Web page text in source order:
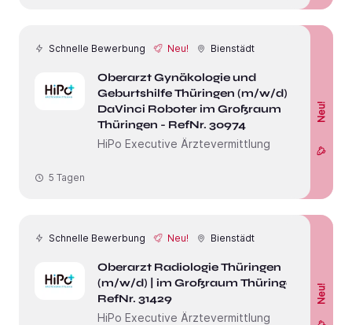
Schnelle Bewerbung Neu! Bienstädt
Oberarzt Gynäkologie und
Geburtshilfe Thüringen (m/w/d) |
DaVinci Roboter im Großraum
Thüringen - RefNr. 30974
HiPo Executive Ärztevermittlung
Neu!
5 Tagen
Schnelle Bewerbung Neu! Bienstädt
Oberarzt Radiologie Thüringen
(m/w/d) | im Großraum Thüringen -
RefNr. 31429
HiPo Executive Ärztevermittlung
Neu!